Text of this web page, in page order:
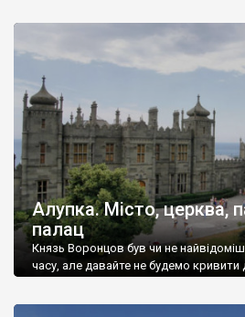
Алупка. Місто, церква,
палац
Князь Воронцов був чи не
часу, але давайте не будемо